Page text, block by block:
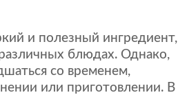
и полезный ингредиент,
блюдах. Однако,
со временем,
или приготовлении. В